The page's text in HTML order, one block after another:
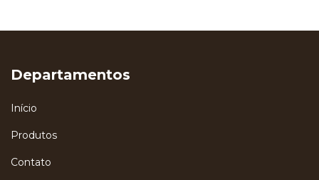
Departamentos
Início
Produtos
Contato